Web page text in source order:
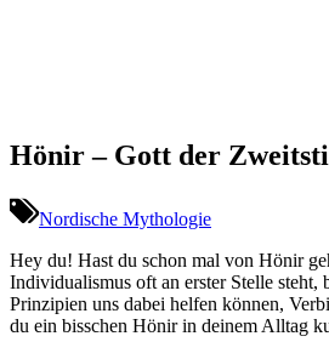
Hönir – Gott der
Nordische Mythologie
Hey ​du!‌ Hast du ‌schon mal von Hönir
Individualismus oft an erster Stelle
Prinzipien‌ uns dabei helfen können,
du ⁤ein bisschen Hönir in deinem Alltag